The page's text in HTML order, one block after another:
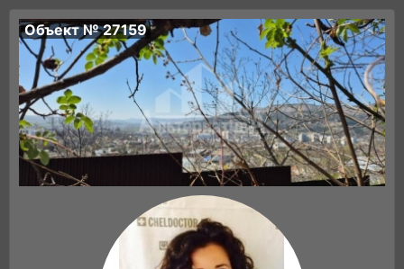
Объект № 27159